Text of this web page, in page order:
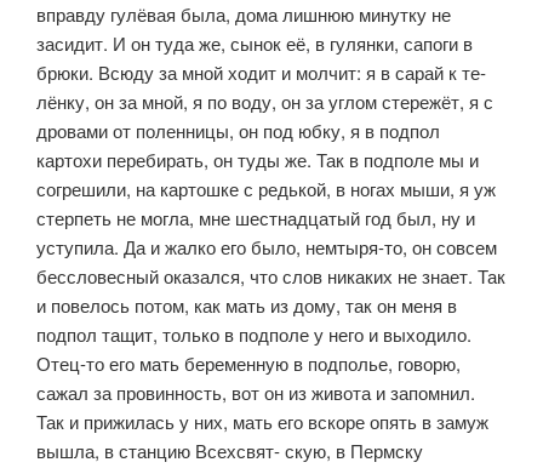
вправду гулёвая была, дома лишнюю минутку не
засидит. И он туда же, сынок её, в гулянки, сапоги в
брюки. Всюду за мной ходит и молчит: я в сарай к те­
лёнку, он за мной, я по воду, он за углом стережёт, я с
дровами от полен­ницы, он под юбку, я в подпол
картохи перебирать, он туды же. Так в под­поле мы и
согрешили, на картошке с редькой, в ногах мыши, я уж
стерпеть не могла, мне шестнадцатый год был, ну и
уступила. Да и жалко его было, немтыря-то, он совсем
бессловесный оказался, что слов никаких не знает. Так
и повелось потом, как мать из дому, так он меня в
подпол тащит, толь­ко в подполе у него и выходило.
Отец-то его мать беременную в подполье, говорю,
сажал за провинность, вот он из живота и запомнил.
Так и при­жилась у них, мать его вскоре опять в замуж
вышла, в станцию Всехсвят- скую, в Пермску